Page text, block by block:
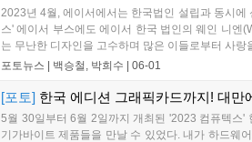
2023년 4월, 에이서에서는 한국법인 설립과 동시
스' 에이서 부스에도 에이서 한국 법인의 웨인 니엔
는 무난한 디자인을 고수하며 많은 이들로부터 사
포토뉴스 | 백승철, 박희수 06-01
[포토] 한국 에디션 그래픽카드까지! 대만
5월 30일부터 6월 2일까지 개최된 '2023 컴퓨텍스'
기가바이트 제품들을 만날 수 있었다. 내가 하드웨